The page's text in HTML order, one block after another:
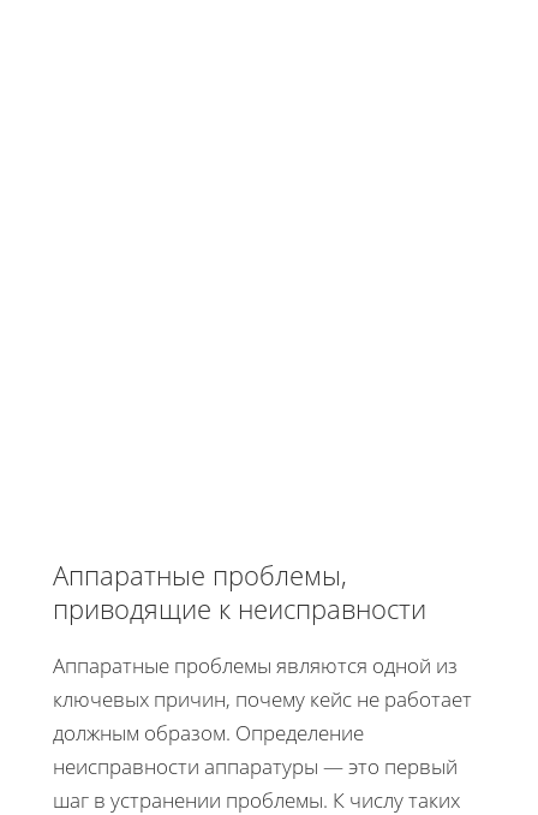
Аппаратные проблемы,
приводящие к неисправности
Аппаратные проблемы являются одной из
ключевых причин, почему кейс не работает
должным образом. Определение
неисправности аппаратуры — это первый
шаг в устранении проблемы. К числу таких